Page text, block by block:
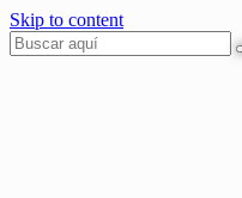
Skip to content